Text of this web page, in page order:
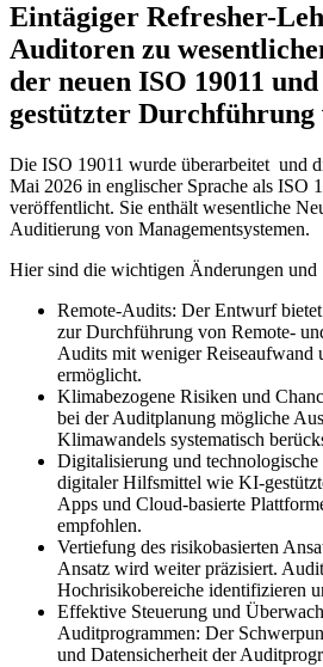
Eintägiger Refresher-
Auditoren zu
der neuen ISO 19011
gestützter Durchführung
Die ISO 19011 wurde überarbeitet und
Mai 2026 in englischer Sprache als ISO
veröffentlicht. Sie enthält wesentliche
Auditierung von Managementsystemen.
Hier sind die wichtigen Änderungen und
Remote-Audits: Der Entwurf
zur Durchführung von Remote-
Audits mit weniger Reiseaufwand
ermöglicht.
Klimabezogene Risiken und
bei der Auditplanung mögliche
Klimawandels systematisch
Digitalisierung und
digitaler Hilfsmittel wie KI-
Apps und Cloud-basierte
empfohlen.
Vertiefung des risikobasierten
Ansatz wird weiter präzisiert.
Hochrisikobereiche identifizieren
Effektive Steuerung und
Auditprogrammen: Der
und Datensicherheit der